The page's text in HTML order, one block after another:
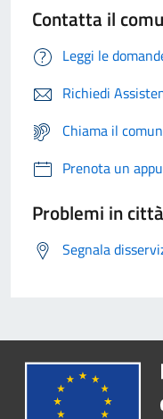
Contatta il
Leggi le
Richiedi
Chiama il
Prenota un
Problemi in città
Segnala